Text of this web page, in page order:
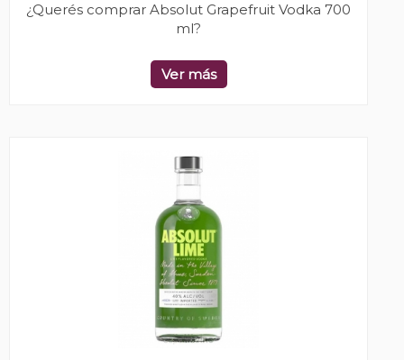
¿Querés comprar Absolut Grapefruit Vodka 700
ml?
Ver más